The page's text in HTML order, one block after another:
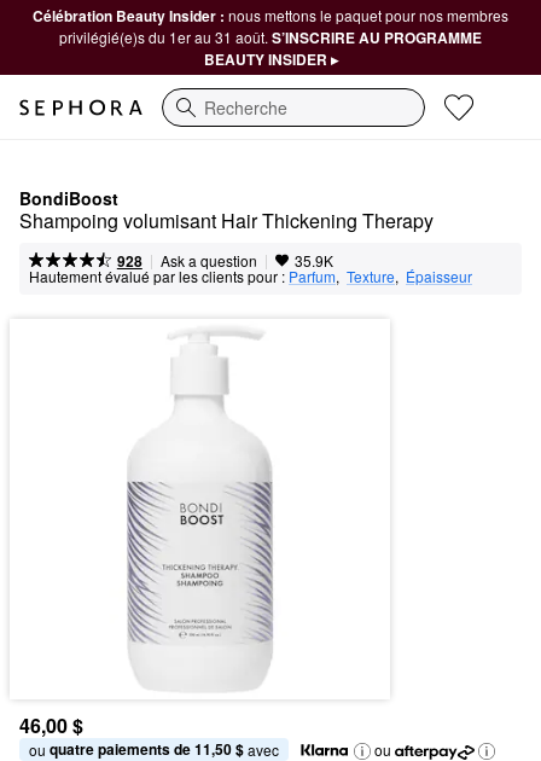
Célébration Beauty Insider : nous mettons le paquet pour nos membres
privilégié(e)s du 1er au 31 août. S’INSCRIRE AU PROGRAMME
BEAUTY INSIDER ▸
Recherche
BondiBoost
Shampoing volumisant Hair Thickening Therapy
928 | Ask a question | 35.9K
Hautement évalué par les clients pour : Parfum, Texture, Épaisseur
46,00 $
ou quatre paiements de 11,50 $ avec
ou